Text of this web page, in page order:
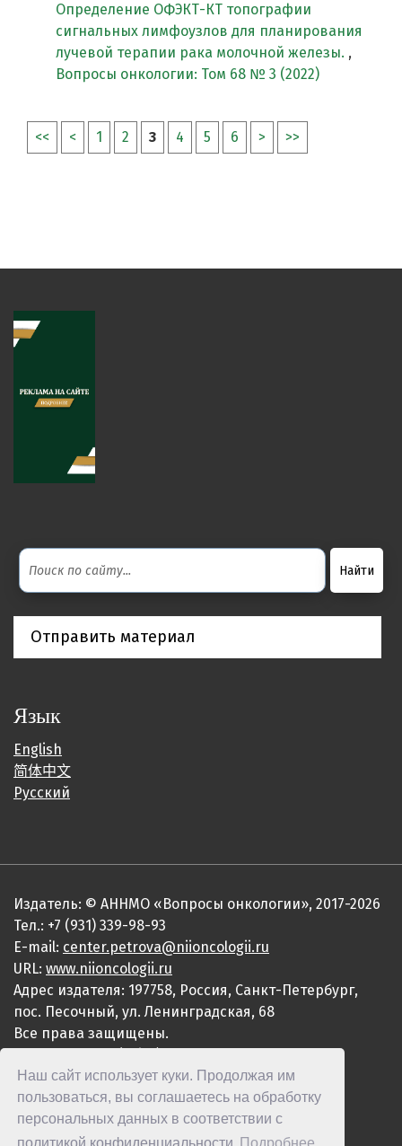
Наш сайт использует куки. Продолжая им
пользоваться, вы соглашаетесь на обработку
персональных данных в соответствии с
Определение ОФЭКТ-КТ топографии
сигнальных лимфоузлов для планирования
лучевой терапии рака молочной железы. ,
Вопросы онкологии: Том 68 № 3 (2022)
<< < 1 2 3 4 5 6 > >>
Отправить материал
Язык
English
简体中文
Русский
Издатель: © АННМО «Вопросы онкологии», 2017-2026
Тел.: +7 (931) 339-98-93
E-mail: center.petrova@niioncologii.ru
URL: www.niioncologii.ru
Адрес издателя: 197758, Россия, Санкт-Петербург,
пос. Песочный, ул. Ленинградская, 68
Все права защищены.
ISSN 2949-4915 (Online)